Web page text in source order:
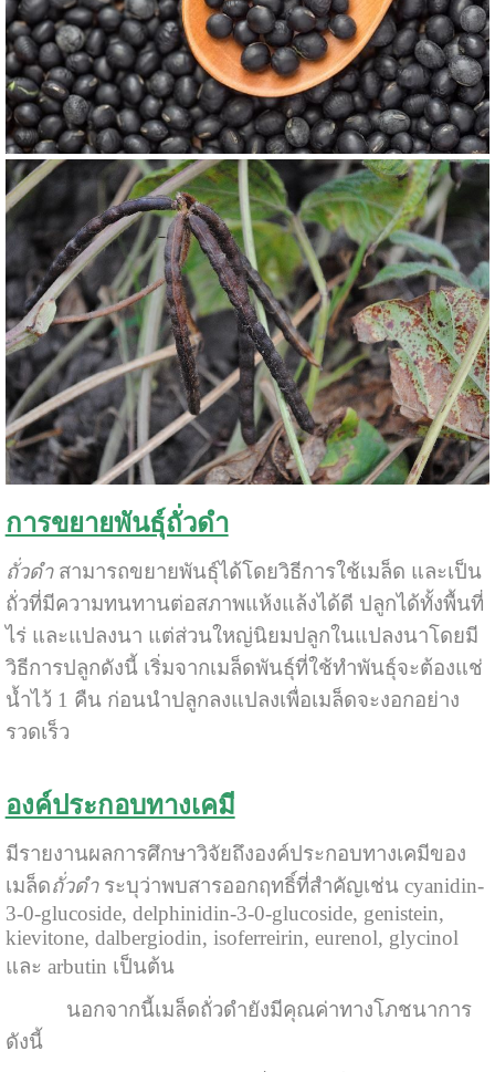
การขยายพันธุ์ถั่วดำ
ถั่วดำสามารถขยายพันธุ์ได้โดยวิธีการใช้เมล็ด และเป็น
ถั่วที่มีความทนทานต่อสภาพแห้งแล้งได้ดี ปลูกได้ทั้งพื้นที่
ไร่ และแปลงนา แต่ส่วนใหญ่นิยมปลูกในแปลงนาโดยมี
วิธีการปลูกดังนี้ เริ่มจากเมล็ดพันธุ์ที่ใช้ทำพันธุ์จะต้องแช่
น้ำไว้ 1 คืน ก่อนนำปลูกลงแปลงเพื่อเมล็ดจะงอกอย่าง
รวดเร็ว
องค์ประกอบทางเคมี
มีรายงานผลการศึกษาวิจัยถึงองค์ประกอบทางเคมีของ
เมล็ดถั่วดำระบุว่าพบสารออกฤทธิ์ที่สำคัญเช่น cyanidin-
3-0-glucoside, delphinidin-3-0-glucoside, genistein,
kievitone, dalbergiodin, isoferreirin, eurenol, glycinol
และ arbutin เป็นต้น
นอกจากนี้เมล็ดถั่วดำยังมีคุณค่าทางโภชนาการ
ดังนี้